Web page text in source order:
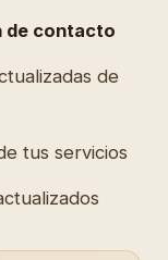
de contacto
de
tus servicios